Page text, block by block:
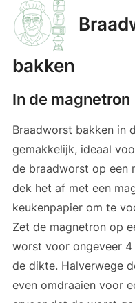
bakken
In de magnetron
Braadworst bakken in
gemakkelijk, ideaal
de braadworst op een
dek het af met een
keukenpapier om te
Zet de magnetron op
worst voor ongeveer
de dikte. Halverwege
even omdraaien voor